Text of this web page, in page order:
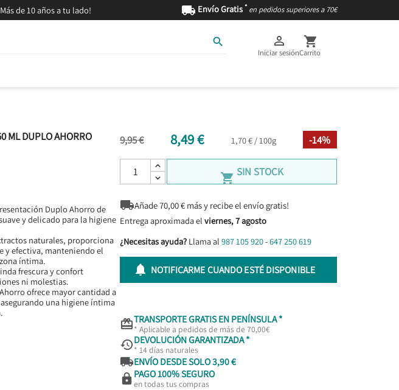
de 10 años a tu lado!  Envío Gratis * en pedidos superiores a 70€
 
Iniciar sesión

Carrito
ML DUPLO AHORRO
Duplo Ahorro de
y delicado para la higiene
naturales, proporciona
y efectiva, manteniendo el
íntima.
frescura y confort
ni molestias.
ofrece mayor cantidad a
una higiene íntima
9,95 € 8,49 € 1,70 € / 100g -14%
 SIN STOCK
Añade70,00€ más y recibe el envío gratis!
Entrega aproximada el viernes, 7 agosto
¿Necesitas ayuda? Llama al 987 105 920-647 250 619
 NOTIFICARME CUANDO ESTÉ DISPONIBLE
TRANSPORTE GRATIS EN PENÍNSULA *
* Aplicable a pedidos de más de 70,00€
DEVOLUCIÓN GARANTIZADA *
* 14 días naturales
ENVÍO DESDE SOLO 3,90 €
 PAGO 100% SEGURO
en todas tus compras